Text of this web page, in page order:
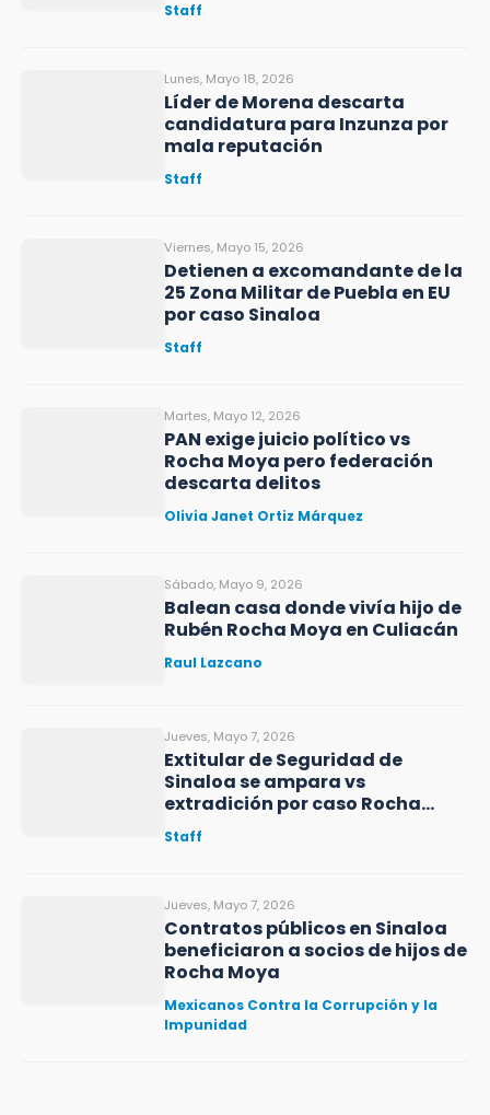
Staff
Lunes, Mayo 18, 2026
Líder de Morena descarta
candidatura para Inzunza por
mala reputación
Staff
Viernes, Mayo 15, 2026
Detienen a excomandante de la
25 Zona Militar de Puebla en EU
por caso Sinaloa
Staff
Martes, Mayo 12, 2026
PAN exige juicio político vs
Rocha Moya pero federación
descarta delitos
Olivia Janet Ortiz Márquez
Sábado, Mayo 9, 2026
Balean casa donde vivía hijo de
Rubén Rocha Moya en Culiacán
Raul Lazcano
Jueves, Mayo 7, 2026
Extitular de Seguridad de
Sinaloa se ampara vs
extradición por caso Rocha
Moya
Staff
Jueves, Mayo 7, 2026
Contratos públicos en Sinaloa
beneficiaron a socios de hijos de
Rocha Moya
Mexicanos Contra la Corrupción y la
Impunidad